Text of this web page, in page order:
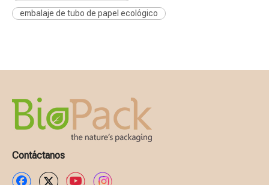
embalaje de tubo de papel ecológico
Contáctanos